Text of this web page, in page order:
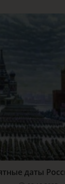
даты